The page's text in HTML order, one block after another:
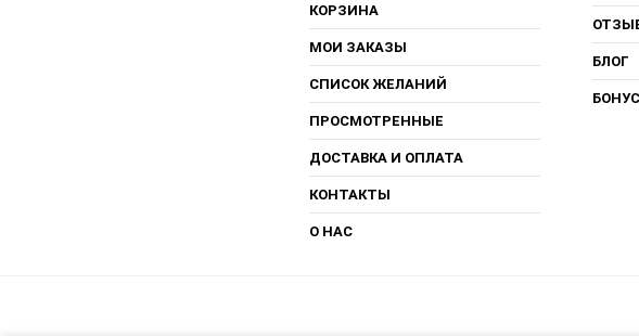
КОРЗИНА
МОИ ЗАКАЗЫ
СПИСОК ЖЕЛАНИЙ
ПРОСМОТРЕННЫЕ
ДОСТАВКА И ОПЛАТА
КОНТАКТЫ
О НАС
БЛОГ